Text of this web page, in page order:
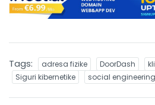
Tags: adresa fizike DoorDash
Siguri kibernetike
social engineering